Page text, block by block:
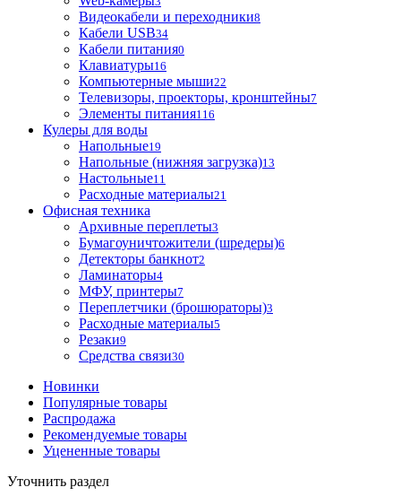
Видеокабели и переходники8
Кабели USB34
Кабели питания0
Клавиатуры16
Компьютерные мыши22
Телевизоры, проекторы, кронштейны7
Элементы питания116
Кулеры для воды
Напольные19
Напольные (нижняя загрузка)13
Настольные11
Расходные материалы21
Офисная техника
Архивные переплеты3
Бумагоуничтожители (шредеры)6
Детекторы банкнот2
Ламинаторы4
МФУ, принтеры7
Переплетчики (брошюраторы)3
Расходные материалы5
Резаки9
Средства связи30
Новинки
Популярные товары
Распродажа
Рекомендуемые товары
Уцененные товары
Уточнить раздел